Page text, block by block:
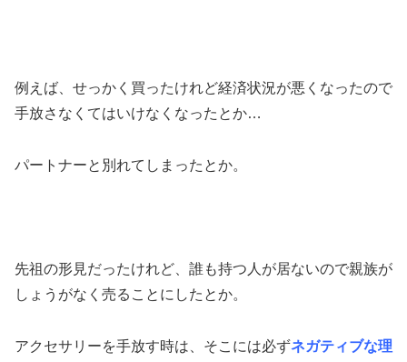
例えば、せっかく買ったけれど経済状況が悪くなったので
手放さなくてはいけなくなったとか…
パートナーと別れてしまったとか。
先祖の形見だったけれど、誰も持つ人が居ないので親族が
しょうがなく売ることにしたとか。
アクセサリーを手放す時は、そこには必ずネガティブな理